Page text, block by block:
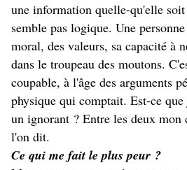
une information quelle-qu'elle
semble pas logique. Une
moral, des valeurs, sa capacité à
dans le troupeau des moutons.
coupable, à l'âge des arguments
physique qui comptait. Est-ce
un ignorant ? Entre les deux
l'on dit.
Ce qui me fait le plus peur ?